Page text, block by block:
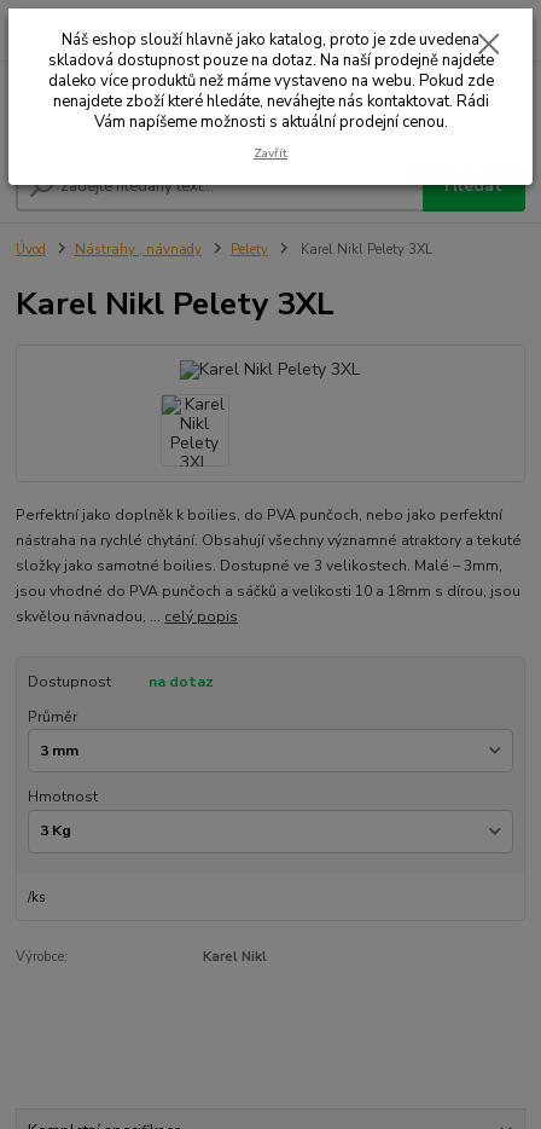
Menu
Hledat
+420 732 707 573 za
Úvod Nástrahy , návnady Pelety Karel Nikl Pelety 3XL
Karel Nikl Pelety 3XL
Perfektní jako doplněk k boilies, do PVA punčoch, nebo jako perfektní
nástraha na rychlé chytání. Obsahují všechny významné atraktory a tekuté
složky jako samotné boilies. Dostupné ve 3 velikostech. Malé – 3mm,
jsou vhodné do PVA punčoch a sáčků a velikosti 10 a 18mm s dírou, jsou
skvělou návnadou, ... celý popis
Dostupnost
na dotaz
Průměr
Hmotnost
/ks
Výrobce: Karel Nikl
Náš eshop slouží hlavně jako katalog, proto je zde uvedena
skladová dostupnost pouze na dotaz. Na naší prodejně najdete
daleko více produktů než máme vystaveno na webu. Pokud zde
nenajdete zboží které hledáte, neváhejte nás kontaktovat. Rádi
Vám napíšeme možnosti s aktuální prodejní cenou.
Zavřít